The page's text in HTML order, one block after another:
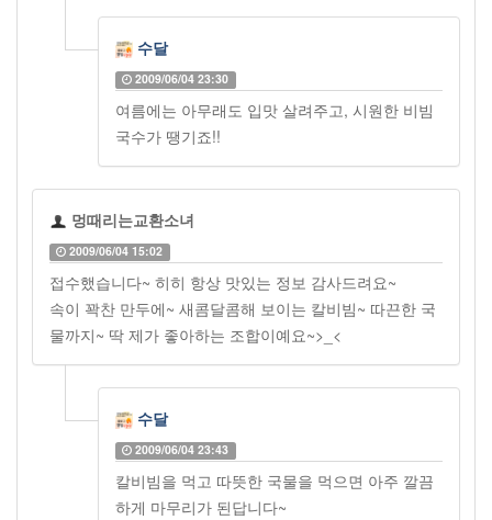
수달
2009/06/04 23:30
여름에는 아무래도 입맛 살려주고, 시원한 비빔
국수가 땡기죠!!
멍때리는교환소녀
2009/06/04 15:02
접수했습니다~ 히히 항상 맛있는 정보 감사드려요~
속이 꽉찬 만두에~ 새콤달콤해 보이는 칼비빔~ 따끈한 국
물까지~ 딱 제가 좋아하는 조합이예요~>_<
수달
2009/06/04 23:43
칼비빔을 먹고 따뜻한 국물을 먹으면 아주 깔끔
하게 마무리가 된답니다~